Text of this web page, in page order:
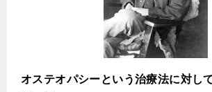
オステオパシーという治療法に対し